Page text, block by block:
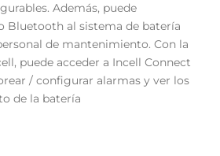
Además, puede
Bluetooth al sistema de batería
de mantenimiento. Con la
puede acceder a Incell Connect
/ configurar alarmas y ver los
de la batería